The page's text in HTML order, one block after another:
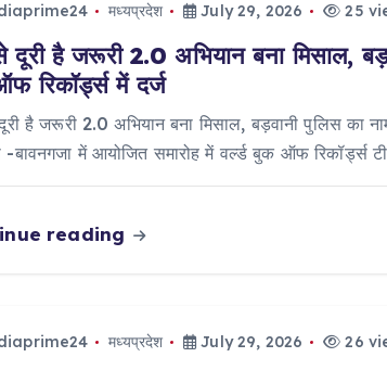
मध्यप्रदेश July 29, 2026 25
है जरूरी 2.0 अभियान बना मिसाल,
रिकॉर्ड्स में दर्ज
है जरूरी 2.0 अभियान बना मिसाल, बड़वानी पुलिस का
-बावनगजा में आयोजित समारोह में वर्ल्ड बुक ऑफ रिकॉर्ड्स
reading
मध्यप्रदेश July 29, 2026 26